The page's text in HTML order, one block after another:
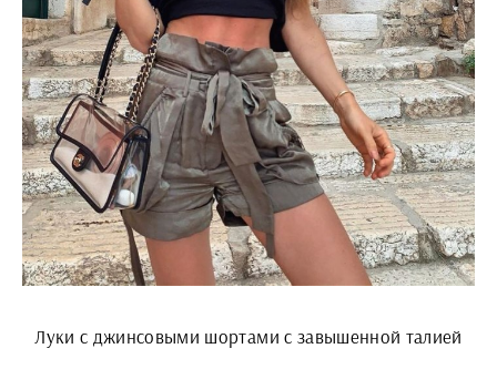
Луки с джинсовыми шортами с завышенной талией